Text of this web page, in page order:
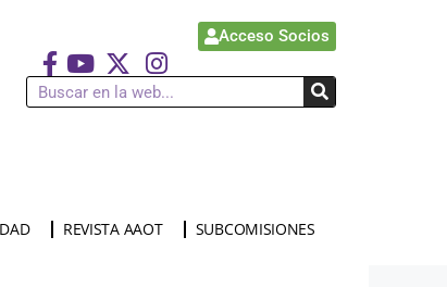
Acceso Socios
REVISTA AAOT SUBCOMISIONES